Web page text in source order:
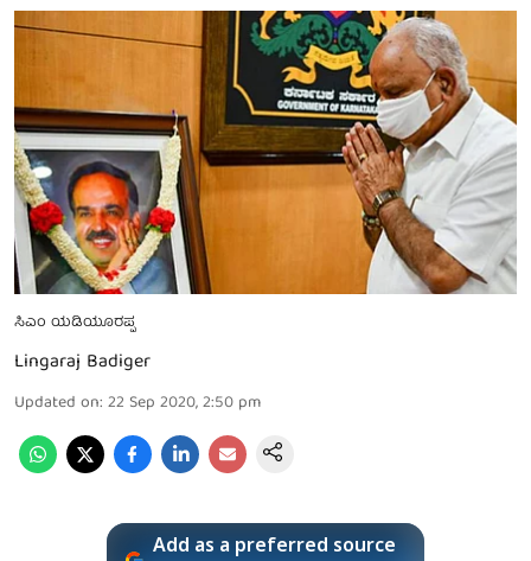
ಸಿಎಂ ಯಡಿಯೂರಪ್ಪ
Lingaraj Badiger
Updated on: 22 Sep 2020, 2:50 pm
Add as a preferred source